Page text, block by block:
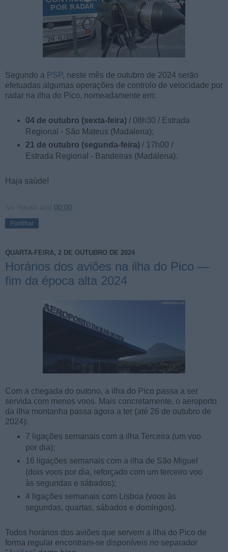
Segundo a PSP, neste mês de outubro de 2024 serão
efetuadas algumas operações de controlo de velocidade por
radar na ilha do Pico, nomeadamente em:
04 de outubro (sexta-feira)/ 08h30 / Estrada
Regional - São Mateus (Madalena);
21 de outubro (segunda-feira)/ 17h00 /
Estrada Regional - Bandeiras (Madalena).
Haja saúde!
Ivo Sousa à(s) 00:00
Partilhar
QUARTA-FEIRA, 2 DE OUTUBRO DE 2024
Horários dos aviões na ilha do Pico —
fim da época alta 2024
Com a chegada do outono, a ilha do Pico passa a ser
servida com menos voos. Mais concretamente, o aeroporto
da ilha montanha passa agora a ter (até 26 de outubro de
2024):
7 ligações semanais com a ilha Terceira (um voo
por dia);
16 ligações semanais com a ilha de São Miguel
(dois voos por dia, reforçado com um terceiro voo
às segundas e sábados);
4 ligações semanais com Lisboa (voos às
segundas, quartas, sábados e domingos).
Todos horários dos aviões que servem a ilha do Pico de
forma regular encontram-se disponíveis no separador